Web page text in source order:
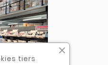
tiers